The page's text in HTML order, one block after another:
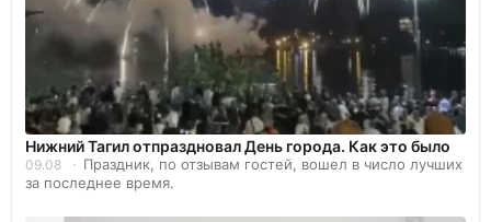
Нижний Тагил отпраздновал День города. Как это было
09.08
Праздник, по отзывам гостей, вошел в число лучших
за последнее время.